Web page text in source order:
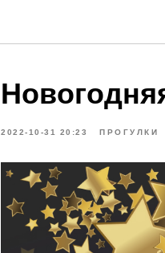
2022-10-31 20:23 ПРОГУЛКИ